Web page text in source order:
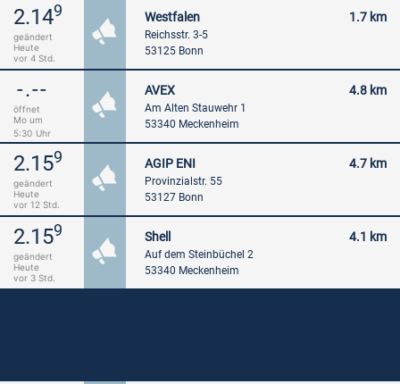
2.149
geändert
Heute
vor 4 Std.
Westfalen 1.7 km
Reichsstr. 3-5
53125 Bonn
-.--
öffnet
Mo um
5:30 Uhr
AVEX 4.8 km
Am Alten Stauwehr 1
53340 Meckenheim
2.159
geändert
Heute
vor 12 Std.
AGIP ENI 4.7 km
Provinzialstr. 55
53127 Bonn
2.159
geändert
Heute
vor 3 Std.
Shell 4.1 km
Auf dem Steinbüchel 2
53340 Meckenheim